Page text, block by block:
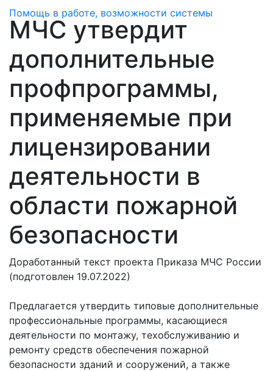
Помощь в работе, возможности системы
МЧС утвердит
дополнительные
профпрограммы,
применяемые при
лицензировании
деятельности в
области пожарной
безопасности
Доработанный текст проекта Приказа МЧС России
(подготовлен 19.07.2022)
Предлагается утвердить типовые дополнительные
профессиональные программы, касающиеся
деятельности по монтажу, техобслуживанию и
ремонту средств обеспечения пожарной
безопасности зданий и сооружений, а также